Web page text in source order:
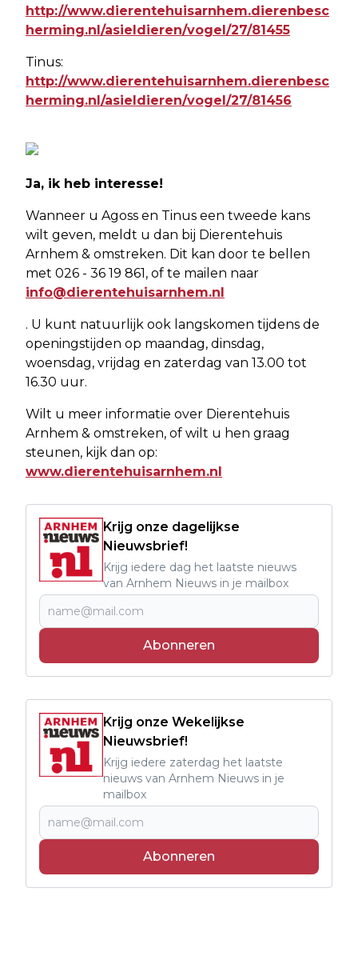
http://www.dierentehuisarnhem.dierenbesc
herming.nl/asieldieren/vogel/27/81455
Tinus:
http://www.dierentehuisarnhem.dierenbesc
herming.nl/asieldieren/vogel/27/81456
Ja, ik heb interesse!
Wanneer u Agoss en Tinus een tweede kans
wilt geven, meldt u dan bij Dierentehuis
Arnhem & omstreken. Dit kan door te bellen
met 026 - 36 19 861, of te mailen naar
info@dierentehuisarnhem.nl
. U kunt natuurlijk ook langskomen tijdens de
openingstijden op maandag, dinsdag,
woensdag, vrijdag en zaterdag van 13.00 tot
16.30 uur.
Wilt u meer informatie over Dierentehuis
Arnhem & omstreken, of wilt u hen graag
steunen, kijk dan op:
www.dierentehuisarnhem.nl
Krijg onze dagelijkse
Nieuwsbrief!
Krijg iedere dag het laatste nieuws
van Arnhem Nieuws in je mailbox
Abonneren
Krijg onze Wekelijkse
Nieuwsbrief!
Krijg iedere zaterdag het laatste
nieuws van Arnhem Nieuws in je
mailbox
Abonneren